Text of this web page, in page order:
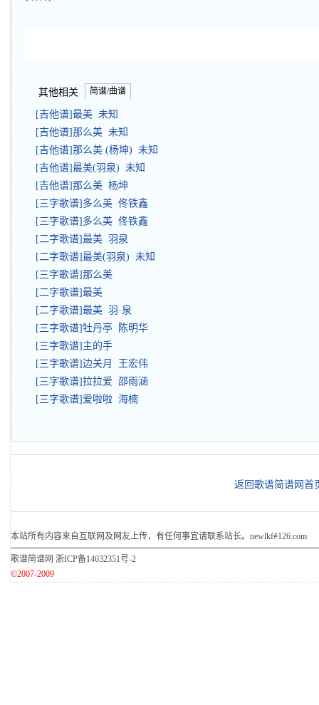
其他相关 简谱/曲谱
[吉他谱]最美 未知
[吉他谱]那么美 未知
[吉他谱]那么美 (杨坤) 未知
[吉他谱]最美(羽泉) 未知
[吉他谱]那么美 杨坤
[三字歌谱]多么美 佟铁鑫
[三字歌谱]多么美 佟铁鑫
[二字歌谱]最美 羽泉
[二字歌谱]最美(羽泉) 未知
[三字歌谱]那么美
[二字歌谱]最美
[二字歌谱]最美 羽·泉
[三字歌谱]牡丹亭 陈明华
[三字歌谱]主的手
[三字歌谱]边关月 王宏伟
[三字歌谱]拉拉爱 邵雨涵
[三字歌谱]爱啦啦 海楠
返回歌谱简谱网首
本站所有内容来自互联网及网友上传，有任何事宜请联系站长。newlkf#126.com
歌谱简谱网 浙ICP备14032351号-2
©2007-2009